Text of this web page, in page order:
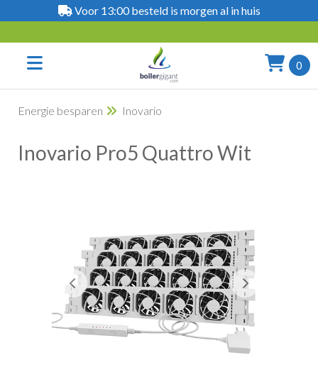
Voor 13:00 besteld is morgen al in huis
0
Energie besparen Inovario
Inovario Pro5 Quattro Wit